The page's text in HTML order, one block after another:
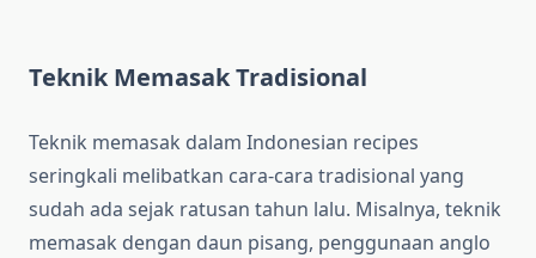
Teknik Memasak Tradisional
Teknik memasak dalam Indonesian recipes
seringkali melibatkan cara-cara tradisional yang
sudah ada sejak ratusan tahun lalu. Misalnya, teknik
memasak dengan daun pisang, penggunaan anglo